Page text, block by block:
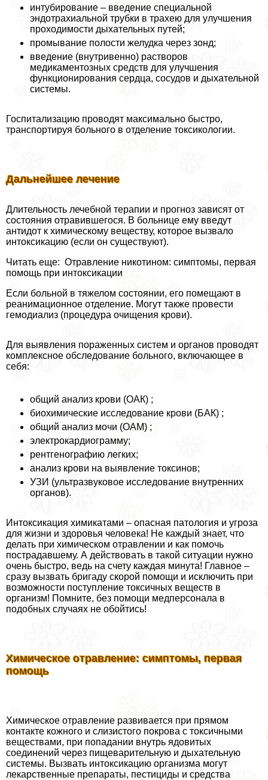
интубирование – введение специальной
эндотрахиальной трубки в трахею для улучшения
проходимости дыхательных путей;
промывание полости желудка через зонд;
введение (внутривенно) растворов
медикаментозных средств для улучшения
функционирования сердца, сосудов и дыхательной
системы.
Госпитализацию проводят максимально быстро,
трaнcпортируя больного в отделение токсикологии.
Дальнейшее лечение
Длительность лечебной терапии и прогноз зависят от
состояния отравившегося. В больнице ему введут
антидот к химическому веществу, которое вызвало
интоксикацию (если он существуют).
Читать еще: Отравление никотином: симптомы, первая
помощь при интоксикации
Если больной в тяжелом состоянии, его помещают в
реанимационное отделение. Могут также провести
гемодиализ (процедypa очищения крови).
Для выявления пораженных систем и органов проводят
комплексное обследование больного, включающее в
себя:
общий анализ крови (ОАК) ;
биохимические исследование крови (БАК) ;
общий анализ мочи (ОАМ) ;
электрокардиограмму;
рентгенографию легких;
анализ крови на выявление токсинов;
УЗИ (ультразвуковое исследование внутренних
органов).
Интоксикация химикатами – опасная патология и угроза
для жизни и здоровья человека! Не каждый знает, что
делать при химическом отравлении и как помочь
пострадавшему. А действовать в такой ситуации нужно
очень быстро, ведь на счету каждая минута! Главное –
сразу вызвать бригаду скорой помощи и исключить при
возможности поступление токсичных веществ в
организм! Помните, без помощи медперсонала в
подобных случаях не обойтись!
Химическое отравление: симптомы, первая
помощь
Химическое отравление развивается при прямом
контакте кожного и слизистого покрова с токсичными
веществами, при попадании внутрь ядовитых
соединений через пищеварительную и дыхательную
системы. Вызвать интоксикацию организма могут
лекарственные препараты, пестициды и средства